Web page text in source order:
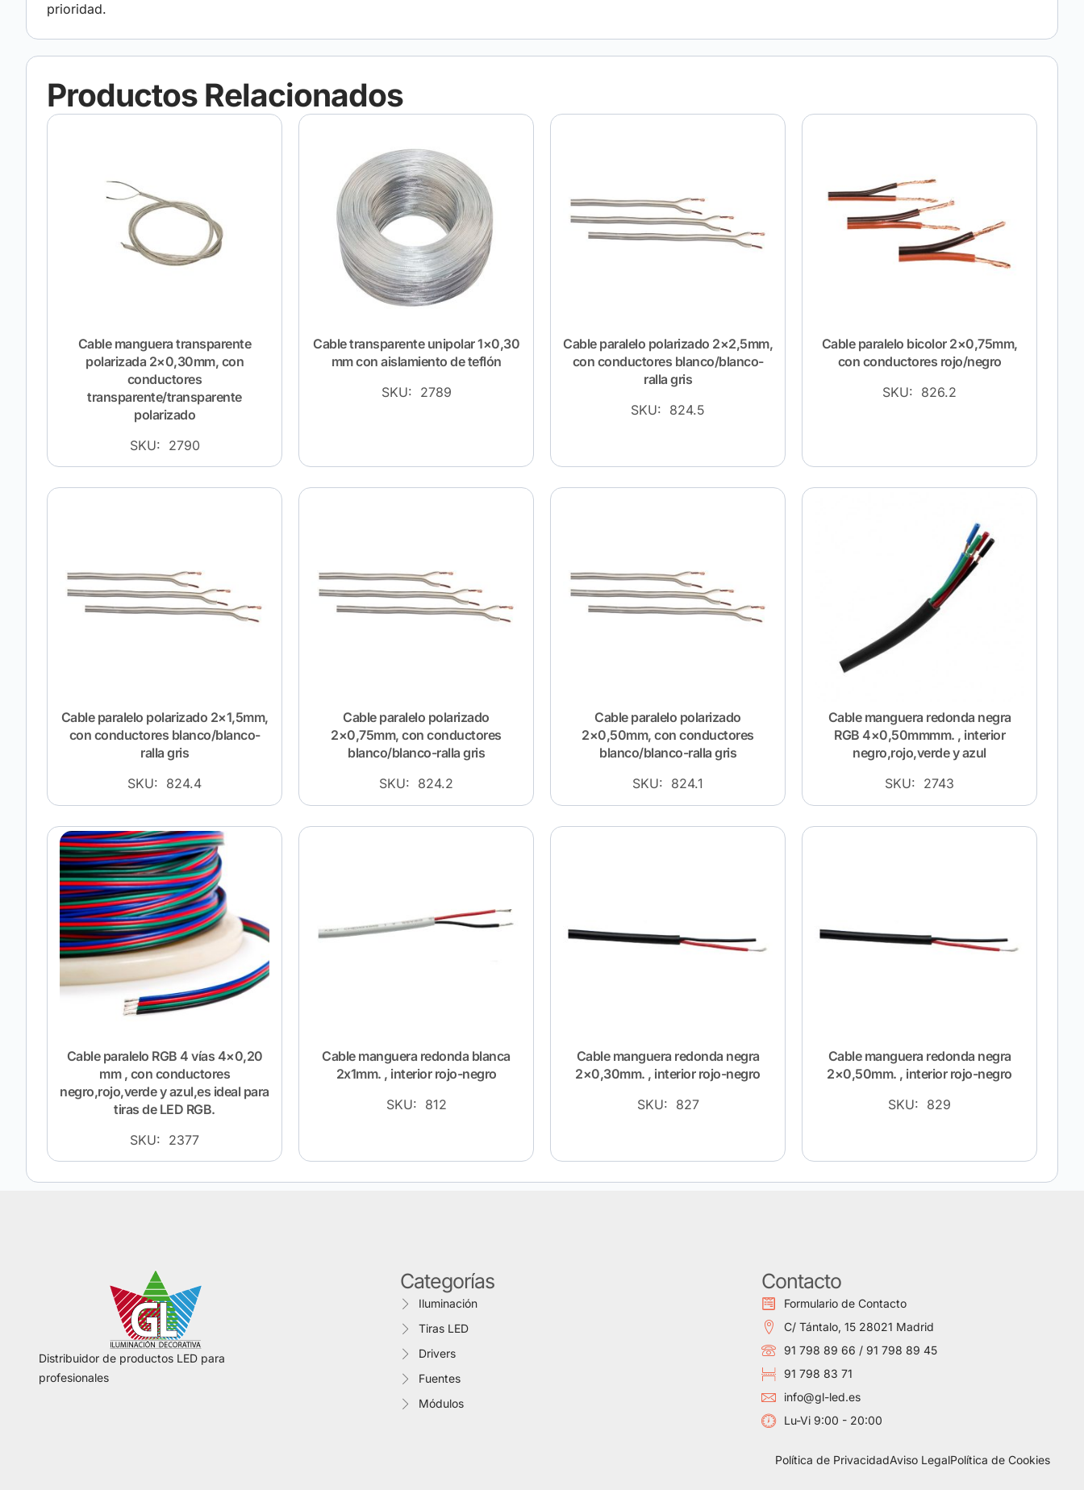
prioridad.
Productos Relacionados
Cable manguera transparente
polarizada 2×0,30mm, con
conductores
transparente/transparente
polarizado
SKU: 2790
Cable transparente unipolar 1×0,30
mm con aislamiento de teflón
SKU: 2789
Cable paralelo polarizado 2×2,5mm,
con conductores blanco/blanco-
ralla gris
SKU: 824.5
Cable paralelo bicolor 2×0,75mm,
con conductores rojo/negro
SKU: 826.2
Cable paralelo polarizado 2×1,5mm,
con conductores blanco/blanco-
ralla gris
SKU: 824.4
Cable paralelo polarizado
2×0,75mm, con conductores
blanco/blanco-ralla gris
SKU: 824.2
Cable paralelo polarizado
2×0,50mm, con conductores
blanco/blanco-ralla gris
SKU: 824.1
Cable manguera redonda negra
RGB 4×0,50mmmm. , interior
negro,rojo,verde y azul
SKU: 2743
Cable paralelo RGB 4 vías 4×0,20
mm , con conductores
negro,rojo,verde y azul,es ideal para
tiras de LED RGB.
SKU: 2377
Cable manguera redonda blanca
2x1mm. , interior rojo-negro
SKU: 812
Cable manguera redonda negra
2×0,30mm. , interior rojo-negro
SKU: 827
Cable manguera redonda negra
2×0,50mm. , interior rojo-negro
SKU: 829
Distribuidor de productos LED para
profesionales
Categorías
Iluminación
Tiras LED
Drivers
Fuentes
Módulos
Contacto
Formulario de Contacto
C/ Tántalo, 15 28021 Madrid
91 798 89 66 / 91 798 89 45
91 798 83 71
info@gl-led.es
Lu-Vi 9:00 - 20:00
Política de PrivacidadAviso LegalPolítica de Cookies